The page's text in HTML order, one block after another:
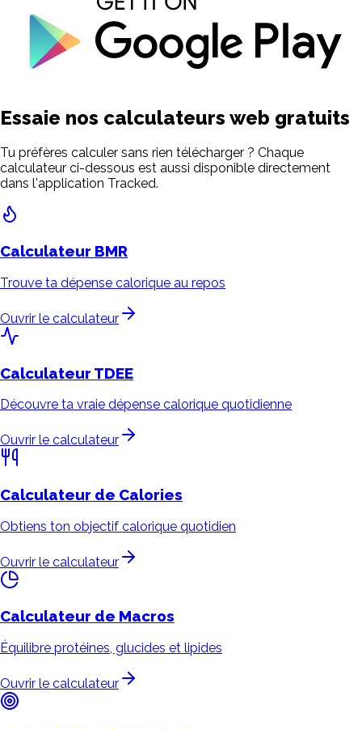
Essaie nos calculateurs web gratuits
Tu préfères calculer sans rien télécharger ? Chaque
calculateur ci-dessous est aussi disponible directement
dans l'application Tracked.
Calculateur BMR
Trouve ta dépense calorique au repos
Ouvrir le calculateur
Calculateur TDEE
Découvre ta vraie dépense calorique quotidienne
Ouvrir le calculateur
Calculateur de Calories
Obtiens ton objectif calorique quotidien
Ouvrir le calculateur
Calculateur de Macros
Équilibre protéines, glucides et lipides
Ouvrir le calculateur